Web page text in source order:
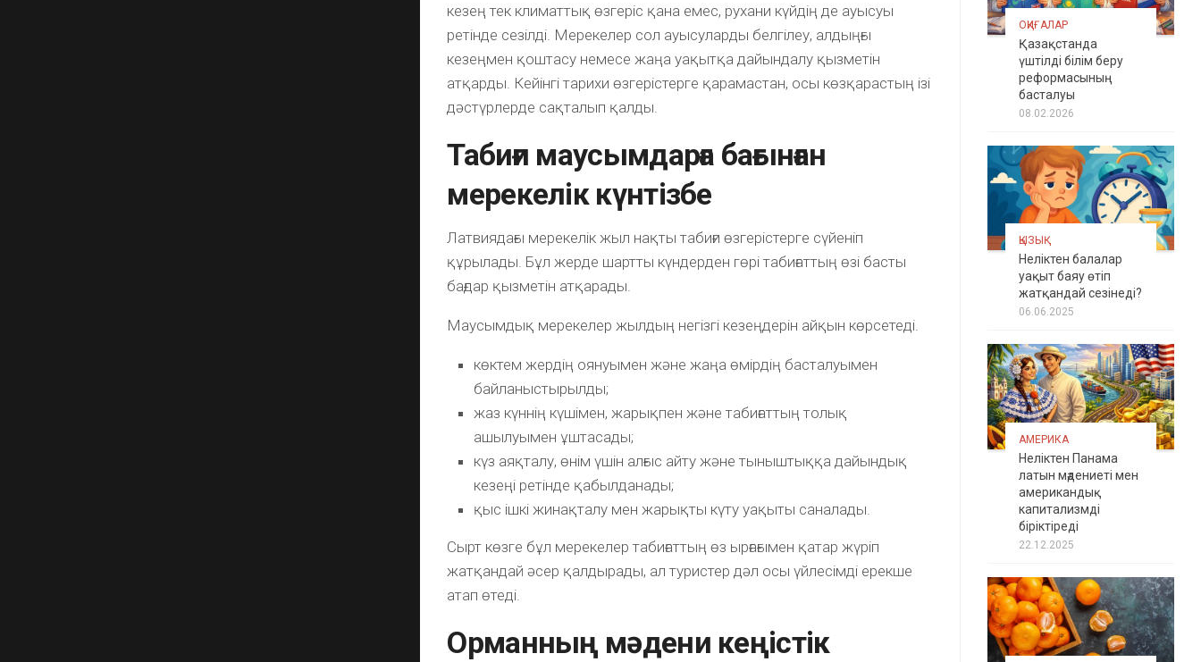
кезең тек климаттық өзгеріс қана емес, рухани күйдің де ауысуы
ретінде сезілді. Мерекелер сол ауысуларды белгілеу, алдыңғы
кезеңмен қоштасу немесе жаңа уақытқа дайындалу қызметін
атқарды. Кейінгі тарихи өзгерістерге қарамастан, осы көзқарастың ізі
дәстүрлерде сақталып қалды.
Табиғи маусымдарға бағынған
мерекелік күнтізбе
Латвиядағы мерекелік жыл нақты табиғи өзгерістерге сүйеніп
құрылады. Бұл жерде шартты күндерден гөрі табиғаттың өзі басты
бағдар қызметін атқарады.
Маусымдық мерекелер жылдың негізгі кезеңдерін айқын көрсетеді.
көктем жердің оянуымен және жаңа өмірдің басталуымен
байланыстырылды;
жаз күннің күшімен, жарықпен және табиғаттың толық
ашылуымен ұштасады;
күз аяқталу, өнім үшін алғыс айту және тыныштыққа дайындық
кезеңі ретінде қабылданады;
қыс ішкі жинақталу мен жарықты күту уақыты саналады.
Сырт көзге бұл мерекелер табиғаттың өз ырғағымен қатар жүріп
жатқандай әсер қалдырады, ал туристер дәл осы үйлесімді ерекше
атап өтеді.
Орманның мәдени кеңістік
ОҚИҒАЛАР
Қазақстанда
үштілді білім беру
реформасының
басталуы
08.02.2026
ҚЫЗЫҚ
Неліктен балалар
уақыт баяу өтіп
жатқандай сезінеді?
06.06.2025
АМЕРИКА
Неліктен Панама
латын мәдениеті мен
американдық
капитализмді
біріктіреді
22.12.2025